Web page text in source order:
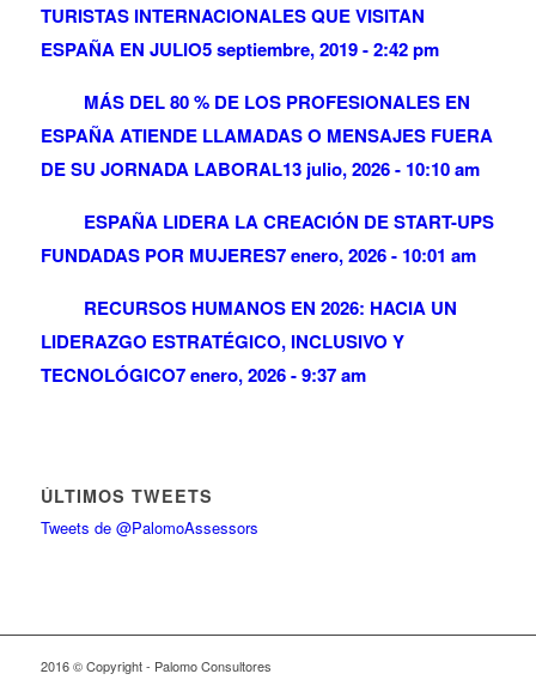
TURISTAS INTERNACIONALES QUE VISITAN
ESPAÑA EN JULIO5 septiembre, 2019 - 2:42 pm
MÁS DEL 80 % DE LOS PROFESIONALES EN
ESPAÑA ATIENDE LLAMADAS O MENSAJES FUERA
DE SU JORNADA LABORAL13 julio, 2026 - 10:10 am
ESPAÑA LIDERA LA CREACIÓN DE START-UPS
FUNDADAS POR MUJERES7 enero, 2026 - 10:01 am
RECURSOS HUMANOS EN 2026: HACIA UN
LIDERAZGO ESTRATÉGICO, INCLUSIVO Y
TECNOLÓGICO7 enero, 2026 - 9:37 am
ÚLTIMOS TWEETS
Tweets de @PalomoAssessors
2016 © Copyright - Palomo Consultores